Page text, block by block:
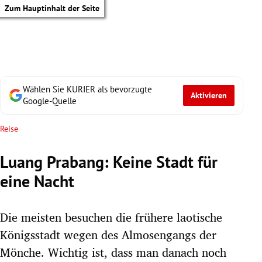
Zum Hauptinhalt der Seite
Untermenü
Wählen Sie KURIER als bevorzugte
Google-Quelle
Aktivieren
Reise
Luang Prabang: Keine Stadt für
eine Nacht
Die meisten besuchen die frühere laotische
Königsstadt wegen des Almosengangs der
Mönche. Wichtig ist, dass man danach noch